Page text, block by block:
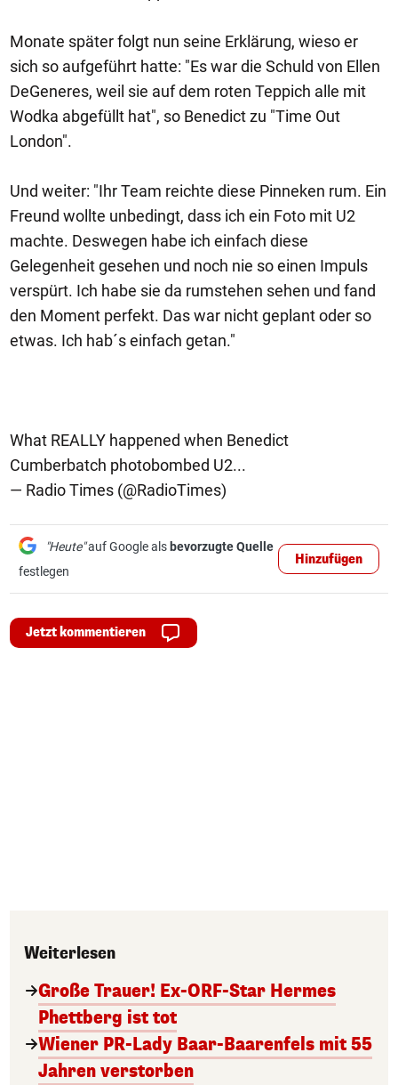
Monate später folgt nun seine Erklärung, wieso er
sich so aufgeführt hatte: "Es war die Schuld von Ellen
DeGeneres, weil sie auf dem roten Teppich alle mit
Wodka abgefüllt hat", so Benedict zu "Time Out
London".
Und weiter: "Ihr Team reichte diese Pinneken rum. Ein
Freund wollte unbedingt, dass ich ein Foto mit U2
machte. Deswegen habe ich einfach diese
Gelegenheit gesehen und noch nie so einen Impuls
verspürt. Ich habe sie da rumstehen sehen und fand
den Moment perfekt. Das war nicht geplant oder so
etwas. Ich hab´s einfach getan."
What REALLY happened when Benedict
Cumberbatch photobombed U2...
— Radio Times (@RadioTimes)
"Heute"auf Google als bevorzugte Quelle
festlegen
Hinzufügen
Jetzt kommentieren
Weiterlesen
Große Trauer! Ex-ORF-Star Hermes
Phettberg ist tot
Wiener PR-Lady Baar-Baarenfels mit 55
Jahren verstorben